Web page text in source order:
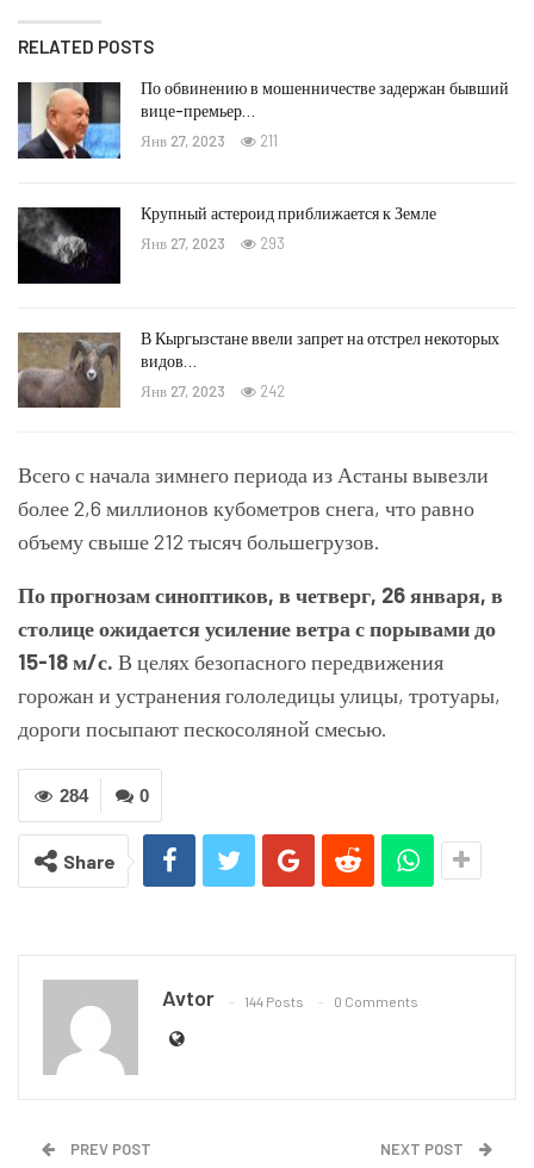
RELATED POSTS
По обвинению в мошенничестве задержан бывший
вице-премьер…
Янв 27, 2023 211
Крупный астероид приближается к Земле
Янв 27, 2023 293
В Кыргызстане ввели запрет на отстрел некоторых
видов…
Янв 27, 2023 242
Всего с начала зимнего периода из Астаны вывезли
более 2,6 миллионов кубометров снега, что равно
объему свыше 212 тысяч большегрузов.
По прогнозам синоптиков, в четверг, 26 января, в
столице ожидается усиление ветра с порывами до
15-18 м/с. В целях безопасного передвижения
горожан и устранения гололедицы улицы, тротуары,
дороги посыпают пескосоляной смесью.
0
284
Share
Avtor 144 Posts 0 Comments
PREV POST NEXT POST